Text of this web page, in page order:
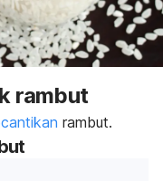
rambut
rambut.